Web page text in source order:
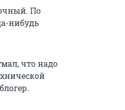
По
нибудь
что надо